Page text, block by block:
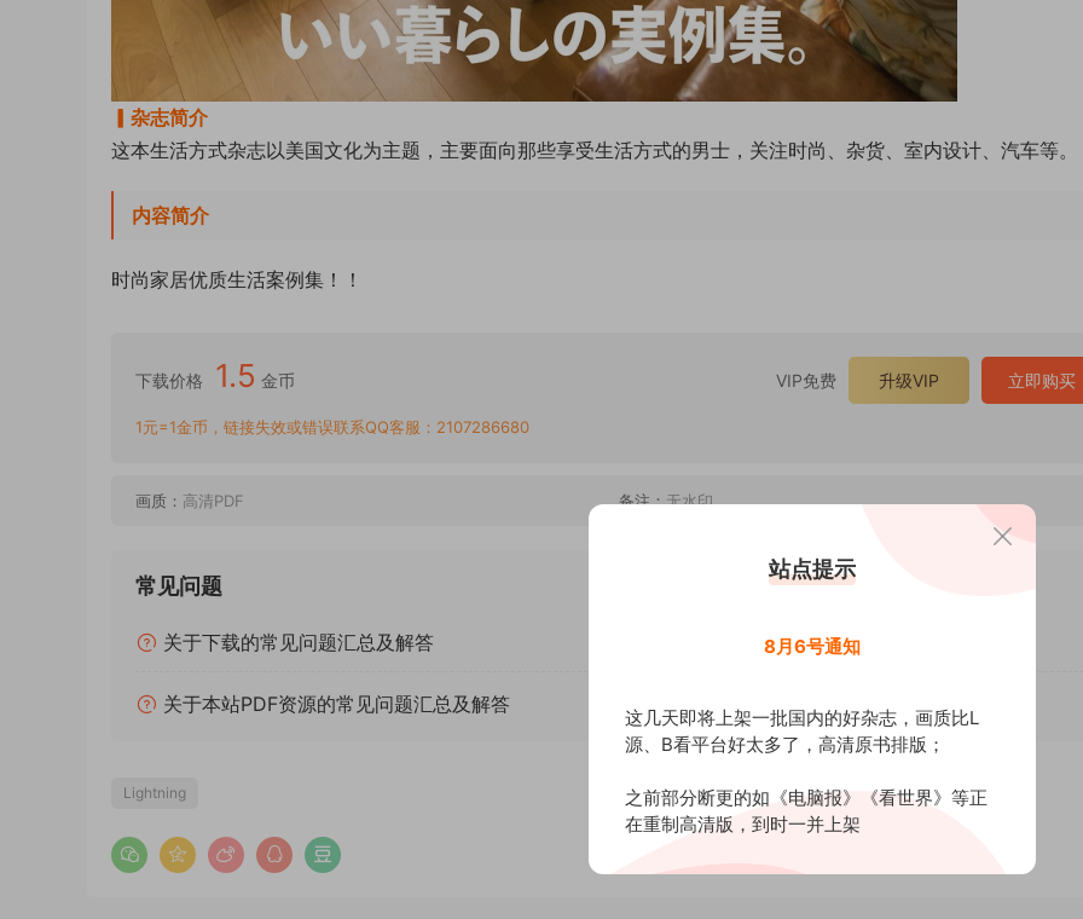
▎杂志简介
这本生活方式杂志以美国文化为主题，主要面向那些享受生活方式的男士，关注时尚、杂货、室内设计、汽车等。
内容简介
时尚家居优质生活案例集！！
下载价格 1.5 金币 VIP免费 升级VIP 立即购买
1元=1金币，链接失效或错误联系QQ客服：2107286680
画质： 高清PDF 备注：无水印
常见问题
关于下载的常见问题汇总及解答
关于本站PDF资源的常见问题汇总及解答
Lightning
站点提示
8月6号通知
这几天即将上架一批国内的好杂志，画质比L
源、B看平台好太多了，高清原书排版；
之前部分断更的如《电脑报》《看世界》等正
在重制高清版，到时一并上架